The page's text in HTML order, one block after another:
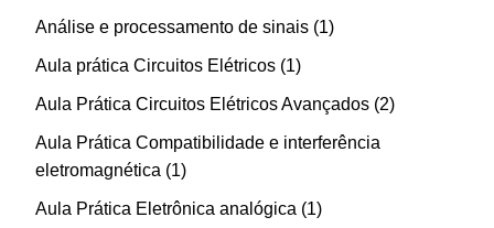
Análise e processamento de sinais 1
Aula prática Circuitos Elétricos 1
Aula Prática Circuitos Elétricos Avançados 2
Aula Prática Compatibilidade e interferência
eletromagnética
1
Aula Prática Eletrônica analógica 1